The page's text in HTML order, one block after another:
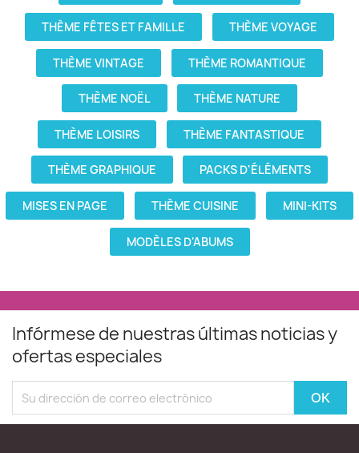
THÈME FÊTES ET FAMILLE THÈME VOYAGE
THÈME VINTAGE THÈME ROMANTIQUE
THÈME NOËL THÈME NATURE
THÈME LOISIRS THÈME FANTASTIQUE
THÈME GRAPHIQUE PACKS D'ÉLÉMENTS
MISES EN PAGE THÈME CUISINE MINI-KITS
MODÈLES D'ABUMS
Infórmese de nuestras últimas noticias y
ofertas especiales